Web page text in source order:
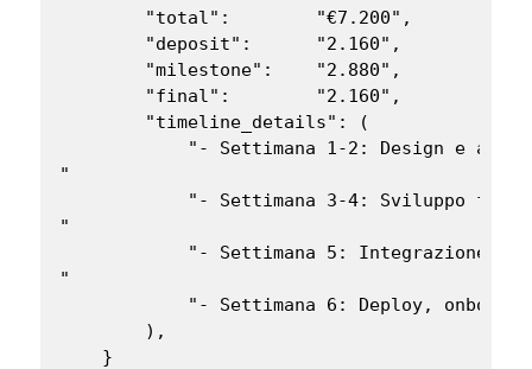
        "total":        "€7.200",
        "deposit":      "2.160",
        "milestone":    "2.880",
        "final":        "2.160",
        "timeline_details": (
"- Settimana 1-2: Design e
"
"- Settimana 3-4: Sviluppo
"
"- Settimana 5: Integrazione
"
"- Settimana 6: Deploy,
        ),
    }